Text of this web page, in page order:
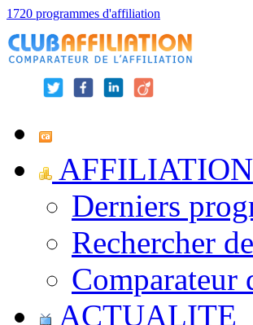
1720 programmes d'affiliation
AFFILIATION
Derniers
Rechercher
Comparateur
ACTUALITE